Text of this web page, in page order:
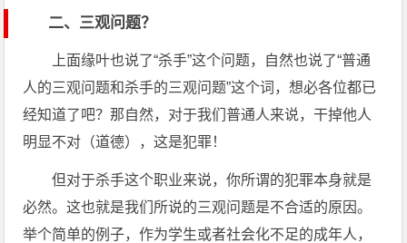
二、三观问题？
上面缘叶也说了“杀手”这个问题，自然也说了“普通
人的三观问题和杀手的三观问题”这个词，想必各位都已
经知道了吧？那自然，对于我们普通人来说，干掉他人
明显不对（道德），这是犯罪！
但对于杀手这个职业来说，你所谓的犯罪本身就是
必然。这也就是我们所说的三观问题是不合适的原因。
举个简单的例子，作为学生或者社会化不足的成年人，